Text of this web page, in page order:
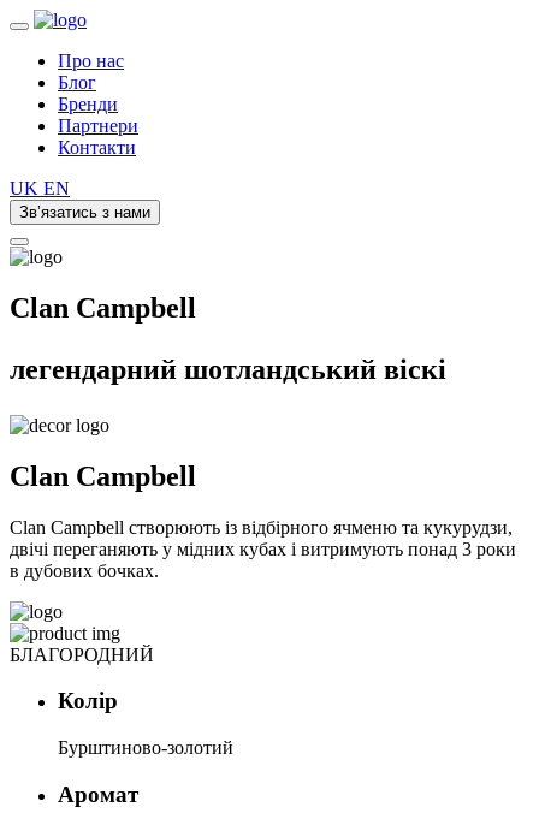
Про нас
Блог
Бренди
Партнери
Контакти
UK EN
Зв’язатись з нами
Clan Campbell
легендарний шотландський віскі
Clan Campbell
Clan Campbell створюють із відбірного ячменю та кукурудзи,
двічі переганяють у мідних кубах і витримують понад 3 роки
в дубових бочках.
БЛАГОРОДНИЙ
Колір
Бурштиново-золотий
Аромат